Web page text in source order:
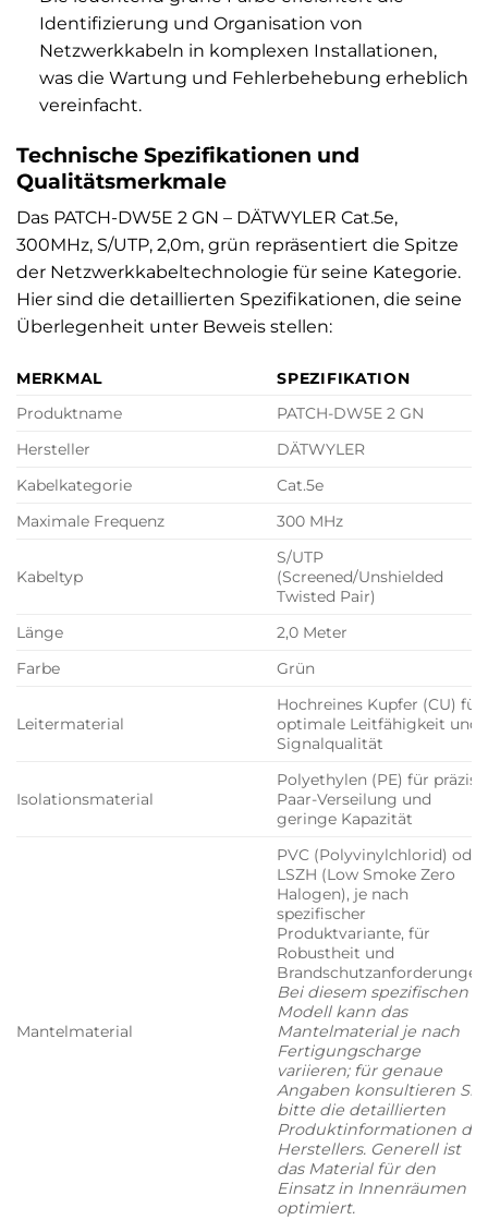
Identifizierung und Organisation von
Netzwerkkabeln in komplexen Installationen,
was die Wartung und Fehlerbehebung erheblich
vereinfacht.
Technische Spezifikationen und
Qualitätsmerkmale
Das PATCH-DW5E 2 GN – DÄTWYLER Cat.5e,
300MHz, S/UTP, 2,0m, grün repräsentiert die Spitze
der Netzwerkkabeltechnologie für seine Kategorie.
Hier sind die detaillierten Spezifikationen, die seine
Überlegenheit unter Beweis stellen:
MERKMAL
SPEZIFIKATION
Produktname
PATCH-DW5E 2 GN
Hersteller
DÄTWYLER
Kabelkategorie
Cat.5e
Maximale Frequenz
300 MHz
Kabeltyp
S/UTP
(Screened/Unshielded
Twisted Pair)
Länge
2,0 Meter
Farbe
Grün
Leitermaterial
Hochreines Kupfer (CU) für
optimale Leitfähigkeit und
Signalqualität
Isolationsmaterial
Polyethylen (PE) für präzise
Paar-Verseilung und
geringe Kapazität
Mantelmaterial
PVC (Polyvinylchlorid) oder
LSZH (Low Smoke Zero
Halogen), je nach
spezifischer
Produktvariante, für
Robustheit und
Bei diesem spezifischen
Modell kann das
Mantelmaterial je nach
Fertigungscharge
variieren; für genaue
Angaben konsultieren Sie
bitte die detaillierten
Produktinformationen
Herstellers. Generell ist
das Material für den
Einsatz in Innenräumen
optimiert.